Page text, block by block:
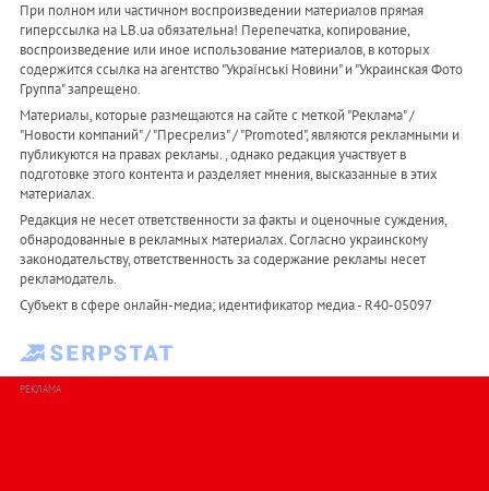
При полном или частичном воспроизведении материалов прямая
гиперссылка на LB.ua обязательна! Перепечатка, копирование,
воспроизведение или иное использование материалов, в которых
содержится ссылка на агентство "Українськi Новини" и "Украинская Фото
Группа" запрещено.
Материалы, которые размещаются на сайте с меткой "Реклама" /
"Новости компаний" / "Пресрелиз" / "Promoted", являются рекламными и
публикуются на правах рекламы. , однако редакция участвует в
подготовке этого контента и разделяет мнения, высказанные в этих
материалах.
Редакция не несет ответственности за факты и оценочные суждения,
обнародованные в рекламных материалах. Согласно украинскому
законодательству, ответственность за содержание рекламы несет
рекламодатель.
Субъект в сфере онлайн-медиа; идентификатор медиа - R40-05097
РЕКЛАМА